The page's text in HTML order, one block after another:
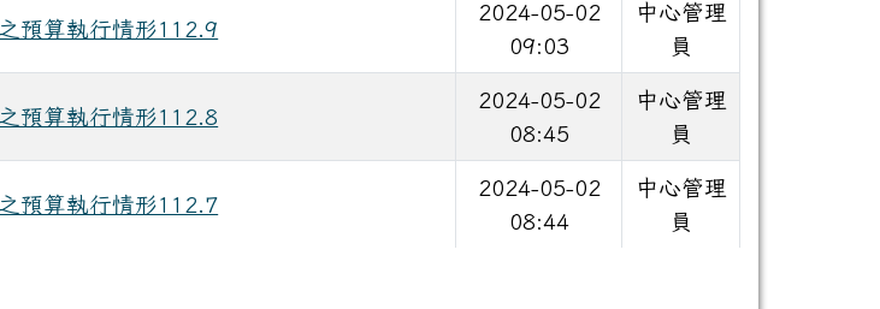
預算執行情形112.9
2024-05-02
09:03
中心管理
員
預算執行情形112.8
2024-05-02
08:45
中心管理
員
預算執行情形112.7
2024-05-02
08:44
中心管理
員